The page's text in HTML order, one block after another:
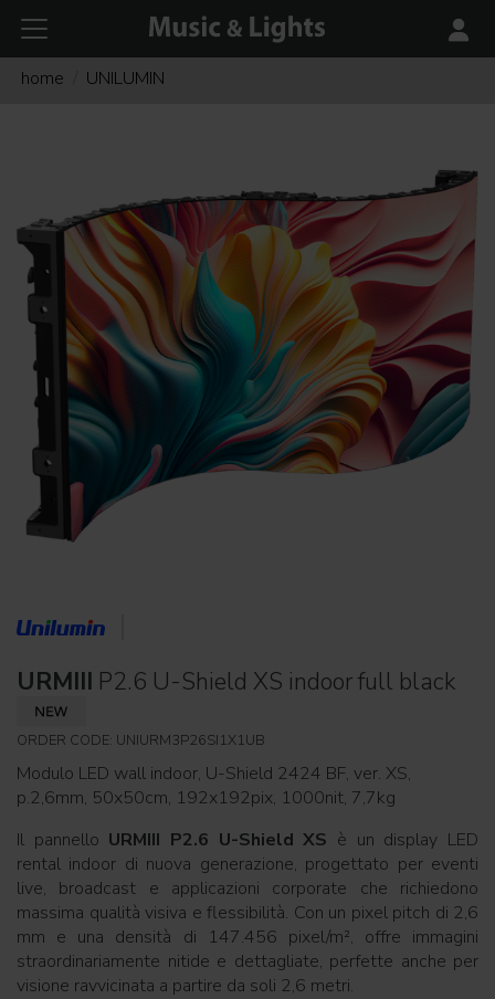
home UNILUMIN
URMIII P2.6 U-Shield XS indoor full black
ORDER CODE: UNIURM3P26SI1X1UB
Modulo LED wall indoor, U-Shield 2424 BF, ver. XS,
p.2,6mm, 50x50cm, 192x192pix, 1000nit, 7,7kg
Il pannello URMIII P2.6 U-Shield XS è un display LED
rental indoor di nuova generazione, progettato per eventi
live, broadcast e applicazioni corporate che richiedono
massima qualità visiva e flessibilità. Con un pixel pitch di 2,6
mm e una densità di 147.456 pixel/m², offre immagini
straordinariamente nitide e dettagliate, perfette anche per
visione ravvicinata a partire da soli 2,6 metri.